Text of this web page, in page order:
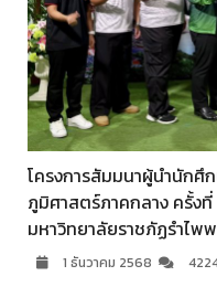
โครงการสัมมนาผู้นำนักศึ
ภูมิศาสตร์ภาคกลาง ครั้ง
มหาวิทยาลัยราชภัฏรำไ
1 ธันวาคม 2568